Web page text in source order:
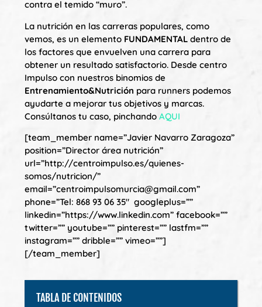
contra el temido “muro”.
La nutrición en las carreras populares, como
vemos, es un elemento FUNDAMENTAL dentro de
los factores que envuelven una carrera para
obtener un resultado satisfactorio. Desde centro
Impulso con nuestros binomios de
Entrenamiento&Nutrición para runners podemos
ayudarte a mejorar tus objetivos y marcas.
Consúltanos tu caso, pinchando AQUI
[team_member name=”Javier Navarro Zaragoza”
position=”Director área nutrición”
url=”http://centroimpulso.es/quienes-
somos/nutricion/”
email=”centroimpulsomurcia@gmail.com”
phone=”Tel: 868 93 06 35″ googleplus=””
linkedin=”https://www.linkedin.com” facebook=””
twitter=”” youtube=”” pinterest=”” lastfm=””
instagram=”” dribble=”” vimeo=””]
[/team_member]
TABLA DE CONTENIDOS